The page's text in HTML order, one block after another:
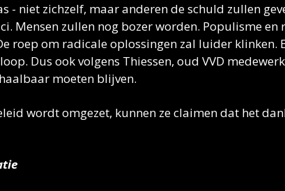
- niet zichzelf, maar anderen de schuld zullen
Mensen zullen nog bozer worden. Populisme en
roep om radicale oplossingen zal luider klinken.
Dus ook volgens Thiessen, oud VVD
moeten blijven.
wordt omgezet, kunnen ze claimen dat het